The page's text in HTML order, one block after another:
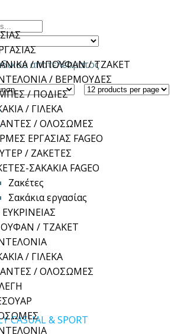
/ ΜΠΟΥΦΑΝ / ΤΖΑΚΕΤ
/ ΒΕΡΜΟΥΔΕΣ
/ ΠΟΔΙΕΣ
/ ΓΙΛΕΚΑ
/ ΟΛΟΣΩΜΕΣ
ΕΡΓΑΣΙΑΣ FAGEO
/ ΖΑΚΕΤΕΣ
ΣΑΚΑΚΙΑ FAGEO
Ζακέτες
Σακάκια εργασίας
/ ΤΖΑΚΕΤ
/ ΓΙΛΕΚΑ
/ ΟΛΟΣΩΜΕΣ
αποτελέσματος
CASUAL & SPORT